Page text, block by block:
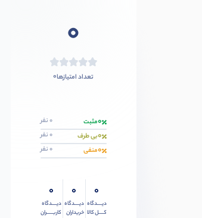
0
تعداد امتیازها0
0مثبت 0 نفر
0بی طرف 0 نفر
0منفی 0 نفر
0
دیــــدگاه
کــــل کالا
0
دیــــدگاه
خریداران
0
دیــــدگاه
کاربـــــران